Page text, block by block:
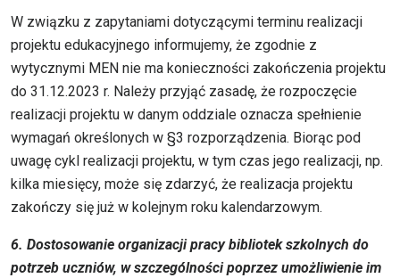
W związku z zapytaniami dotyczącymi terminu realizacji
projektu edukacyjnego informujemy, że zgodnie z
wytycznymi MEN nie ma konieczności zakończenia projektu
do 31.12.2023 r. Należy przyjąć zasadę, że rozpoczęcie
realizacji projektu w danym oddziale oznacza spełnienie
wymagań określonych w §3 rozporządzenia. Biorąc pod
uwagę cykl realizacji projektu, w tym czas jego realizacji, np.
kilka miesięcy, może się zdarzyć, że realizacja projektu
zakończy się już w kolejnym roku kalendarzowym.
6. Dostosowanie organizacji pracy bibliotek szkolnych do
potrzeb uczniów, w szczególności poprzez umożliwienie im